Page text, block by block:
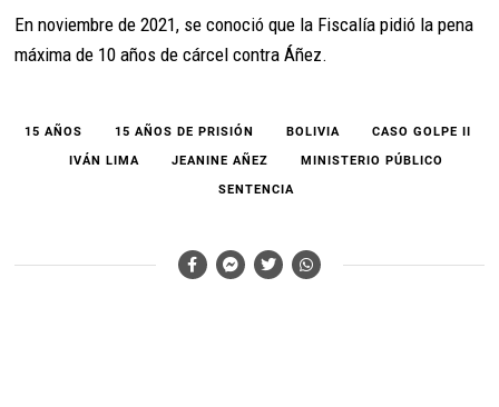
En noviembre de 2021, se conoció que la Fiscalía pidió la pena
máxima de 10 años de cárcel contra Áñez.
15 AÑOS 15 AÑOS DE PRISIÓN BOLIVIA
CASO GOLPE II
IVÁN LIMA
JEANINE AÑEZ
MINISTERIO PÚBLICO
SENTENCIA